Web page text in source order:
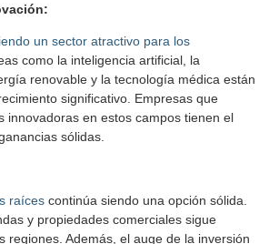
un sector atractivo para los
como la inteligencia artificial, la
renovable y la tecnología médica están
significativo. Empresas que
innovadoras en estos campos tienen el
sólidas.
raíces continúa siendo una opción sólida.
y propiedades comerciales sigue
regiones. Además, el auge de la inversión